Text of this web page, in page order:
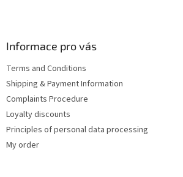
Informace pro vás
Terms and Conditions
Shipping & Payment Information
Complaints Procedure
Loyalty discounts
Principles of personal data processing
My order